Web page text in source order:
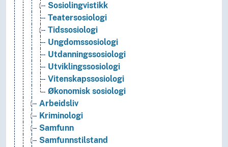
Sosiolingvistikk
Teatersosiologi
Tidssosiologi
Ungdomssosiologi
Utdanningssosiologi
Utviklingssosiologi
Vitenskapssosiologi
Økonomisk sosiologi
Arbeidsliv
Kriminologi
Samfunn
Samfunnstilstand